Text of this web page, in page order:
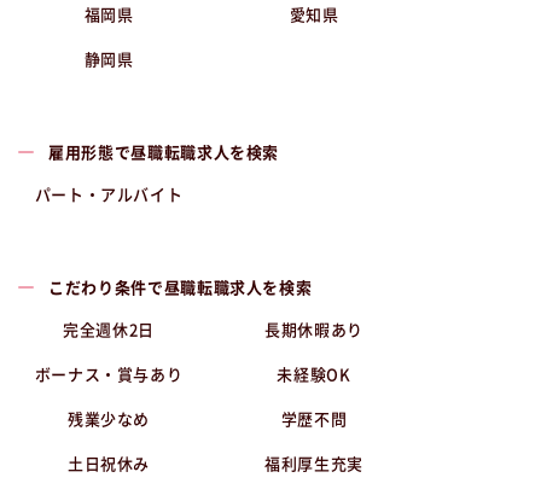
福岡県 愛知県
静岡県
雇用形態で昼職転職求人を検索
パート・アルバイト
こだわり条件で昼職転職求人を検索
完全週休2日 長期休暇あり
ボーナス・賞与あり 未経験OK
残業少なめ 学歴不問
土日祝休み 福利厚生充実